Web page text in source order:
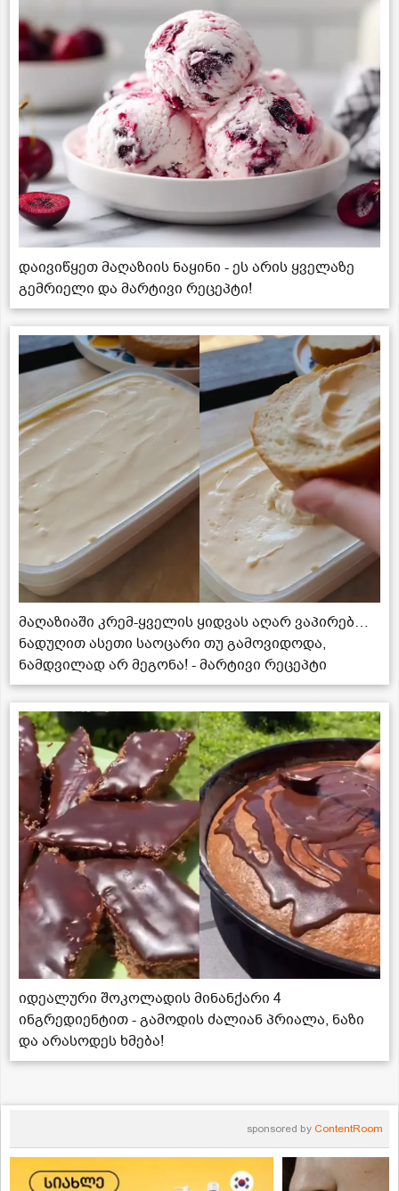
დაივიწყეთ მაღაზიის ნაყინი - ეს არის ყველაზე
გემრიელი და მარტივი რეცეპტი!
მაღაზიაში კრემ-ყველის ყიდვას აღარ ვაპირებ…
ნადუღით ასეთი საოცარი თუ გამოვიდოდა,
ნამდვილად არ მეგონა! - მარტივი რეცეპტი
იდეალური შოკოლადის მინანქარი 4
ინგრედიენტით - გამოდის ძალიან პრიალა, ნაზი
და არასოდეს ხმება!
sponsored by ContentRoom